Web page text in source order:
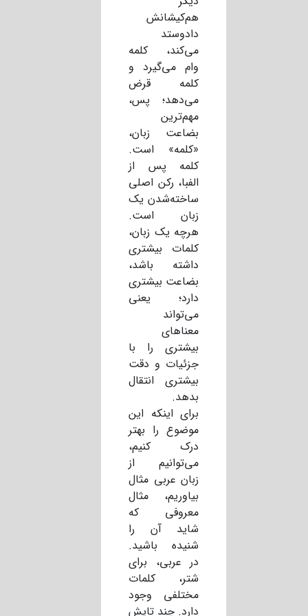
هم‌کیشانش
دادوستد
می‌کند، کلمه
وام می‌گیرد و
کلمه قرض
می‌دهد؛ پس،
مهم‌ترین
بضاعت زبان،
«کلمه» است.
کلمه پس از
الفبا، رکن اصلی
ساخته‌شدن یک
زبان است.
هرچه یک زبان،
کلمات بیشتری
داشته باشد،
بضاعت بیشتری
دارد؛ یعنی
می‌تواند
معناهای
بیشتری را با
جزئیات و دقت
بیشتری انتقال
بدهد.
برای اینکه این
موضوع را بهتر
درک کنیم،
می‌توانیم از
زبان عربی مثال
بیاوریم، مثال
معروفی که
شاید آن را
شنیده باشید.
در عربی، برای
شتر، کلمات
مختلفی وجود
دارد. چند تایش